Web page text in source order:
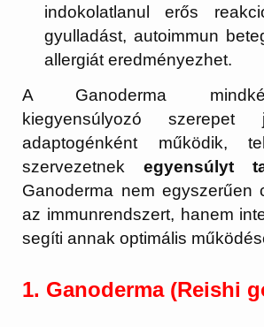
indokolatlanul erős
gyulladást, autoimmun
allergiát eredményezhet.
A Ganoderma
kiegyensúlyozó szerepet
adaptogénként működik,
szervezetnek egyensúlyt
Ganoderma nem egyszerűen
az immunrendszert, hanem
segíti annak optimális
1. Ganoderma(Reishi